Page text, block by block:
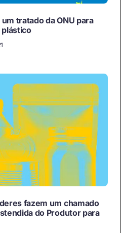
tratado da ONU para
fazem um chamado
do Produtor para